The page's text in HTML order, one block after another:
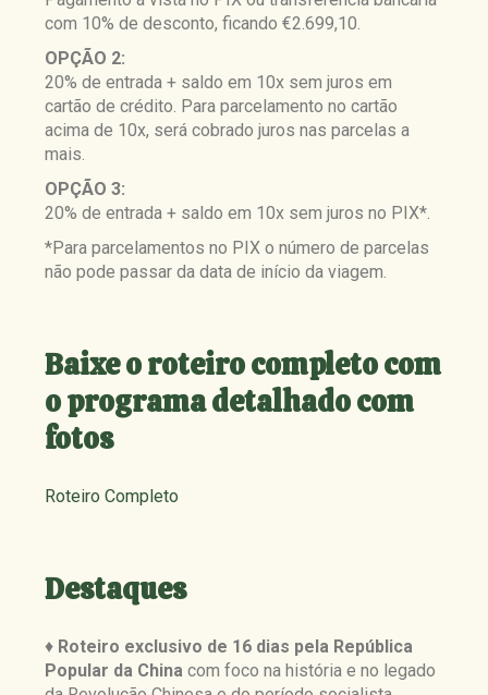
com 10% de desconto, ficando €2.699,10.
OPÇÃO 2:
20% de entrada + saldo em 10x sem juros em
cartão de crédito. Para parcelamento no cartão
acima de 10x, será cobrado juros nas parcelas a
mais.
OPÇÃO 3:
20% de entrada + saldo em 10x sem juros no PIX*.
*Para parcelamentos no PIX o número de parcelas
não pode passar da data de início da viagem.
Baixe o roteiro completo com
o programa detalhado com
fotos
Roteiro Completo
Destaques
♦ Roteiro exclusivo de 16 dias pela República
Popular da China com foco na história e no legado